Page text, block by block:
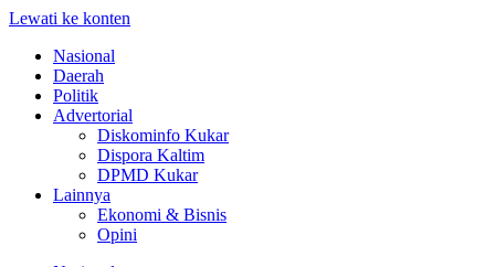
Lewati ke konten
Nasional
Daerah
Politik
Advertorial
Diskominfo Kukar
Dispora Kaltim
DPMD Kukar
Lainnya
Ekonomi & Bisnis
Opini